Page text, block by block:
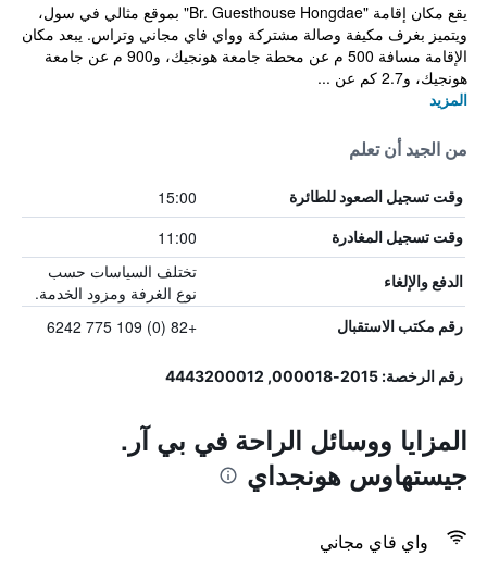
يقع مكان إقامة "Br. Guesthouse Hongdae" بموقع مثالي في سول،
ويتميز بغرف مكيفة وصالة مشتركة وواي فاي مجاني وتراس. يبعد مكان
الإقامة مسافة 500 م عن محطة جامعة هونجيك، و900 م عن جامعة
هونجيك، و2.7 كم عن ...
المزيد
من الجيد أن تعلم
وقت تسجيل الصعود للطائرة 15:00
وقت تسجيل المغادرة 11:00
الدفع والإلغاء
تختلف السياسات حسب
نوع الغرفة ومزود الخدمة.
رقم مكتب الاستقبال +82 (0) 109 775 6242
رقم الرخصة: 2015-000018, 4443200012
المزايا ووسائل الراحة في بي آر.
جيستهاوس هونجداي
واي فاي مجاني